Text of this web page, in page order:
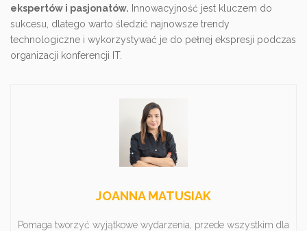
ekspertów i pasjonatów. Innowacyjność jest kluczem do
sukcesu, dlatego warto śledzić najnowsze trendy
technologiczne i wykorzystywać je do pełnej ekspresji podczas
organizacji konferencji IT.
JOANNA MATUSIAK
Pomaga tworzyć wyjątkowe wydarzenia, przede wszystkim dla